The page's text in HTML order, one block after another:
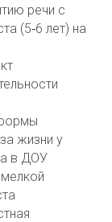
речи с
(5‑6 лет) на
жизни у
в ДОУ